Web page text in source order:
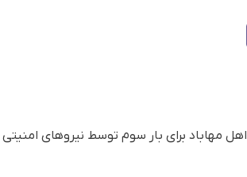
برای بار سوم توسط نیروهای امنیتی